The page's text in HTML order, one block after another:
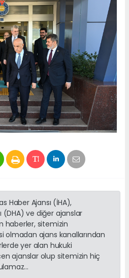
Haber Ajansı (İHA),
(DHA) ve diğer ajanslar
haberler, sitemizin
olmadan ajans kanallarından
yer alan hukuki
ajanslar olup sitemizin hiç